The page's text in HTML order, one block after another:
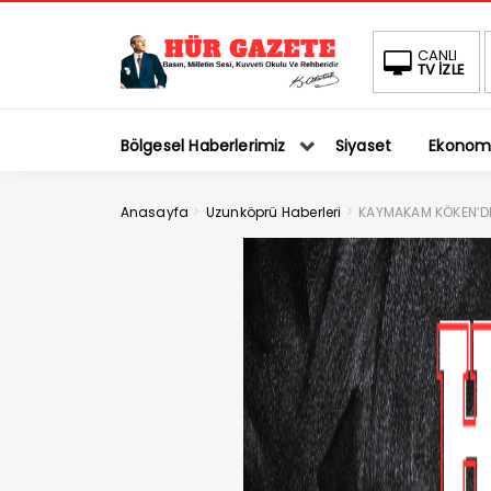
CANLI
TV İZLE
Bölgesel Haberlerimiz Siyaset
Anasayfa > Uzunköprü Haberleri > KAYMAKAM